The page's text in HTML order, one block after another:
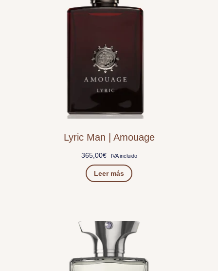
Lyric Man | Amouage
365,00€ IVA incluido
Leer más